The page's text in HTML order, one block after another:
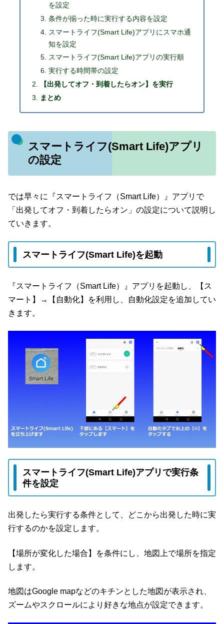
を設定
条件が揃った時に実行する内容を設定
スマートライフ(Smart Life)アプリにスマホ通
知を設定
スマートライフ(Smart Life)アプリの実行順
実行する時間帯の設定
【出発してオフ・到着したらオン】を実行
まとめ
スマートライフ(Smart Life)アプリ
の設定
では早々に『スマートライフ（Smart Life）』アプリで
「出発してオフ・到着したらオン」の設定について説明し
ていきます。
スマートライフ(Smart Life)を起動
『スマートライフ（Smart Life）』アプリを起動し、【ス
マート】→【自動化】を利用し、自動化設定を追加してい
きます。
スマートライフ(Smart Life)アプリで実行条
件を設定
出発したら実行する条件として、どこから出発した時に実
行するのかを設定します。
【場所が変化した場合】を条件にし、地図上で場所を指定
します。
地図はGoogle mapなどのキチンとした地図が表示され、
ズームやスクロールにより好きな地点が設定できます。